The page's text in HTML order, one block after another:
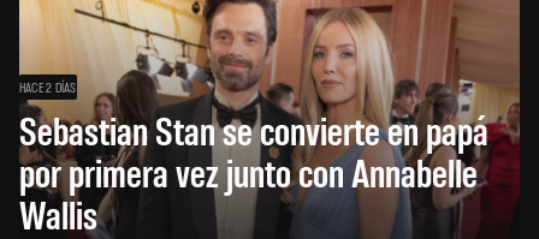
HACE 2 DÍAS
Sebastian Stan se convierte en papá
por primera vez junto con Annabelle
Wallis